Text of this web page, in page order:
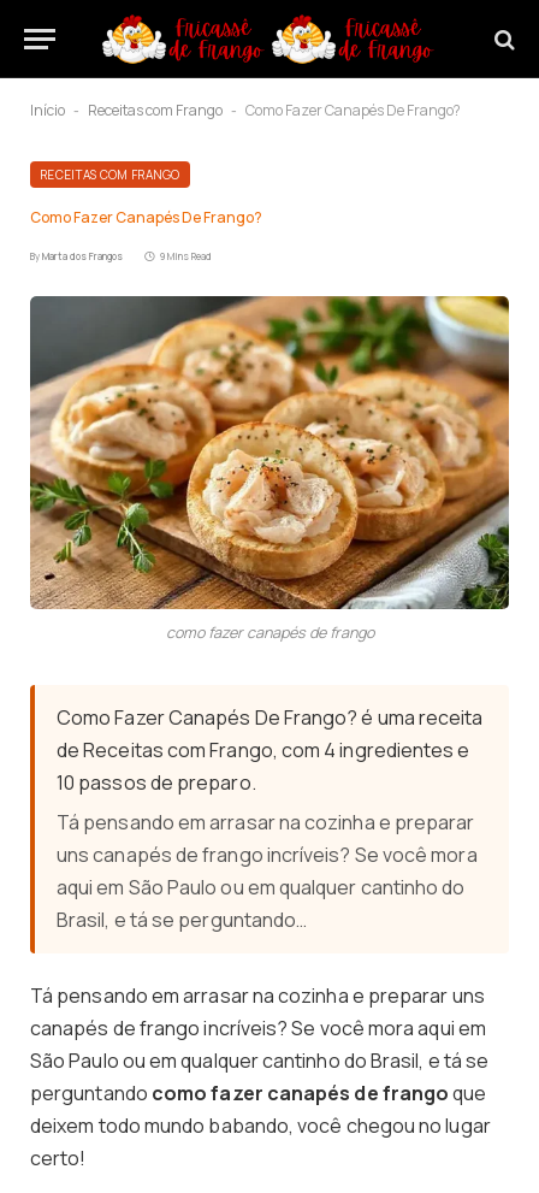
Início - Receitas com Frango - Como Fazer Canapés De Frango?
RECEITAS COM FRANGO
Como Fazer Canapés De Frango?
ByMarta dos Frangos 9 Mins Read
como fazer canapés de frango
Como Fazer Canapés De Frango? é uma receita
de Receitas com Frango, com 4 ingredientes e
10 passos de preparo.
Tá pensando em arrasar na cozinha e preparar
uns canapés de frango incríveis? Se você mora
aqui em São Paulo ou em qualquer cantinho do
Brasil, e tá se perguntando…
Tá pensando em arrasar na cozinha e preparar uns
canapés de frango incríveis? Se você mora aqui em
São Paulo ou em qualquer cantinho do Brasil, e tá se
perguntando como fazer canapés de frangoque
deixem todo mundo babando, você chegou no lugar
certo!